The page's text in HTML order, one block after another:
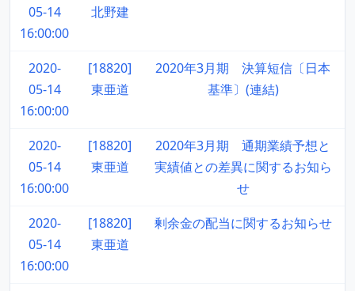
05-14
16:00:00
北野建
2020-
05-14
16:00:00
[18820]
東亜道
2020年3月期 決算短信〔日本
基準〕(連結)
2020-
05-14
16:00:00
[18820]
東亜道
2020年3月期 通期業績予想と
実績値との差異に関するお知ら
せ
2020-
05-14
16:00:00
[18820]
東亜道
剰余金の配当に関するお知らせ